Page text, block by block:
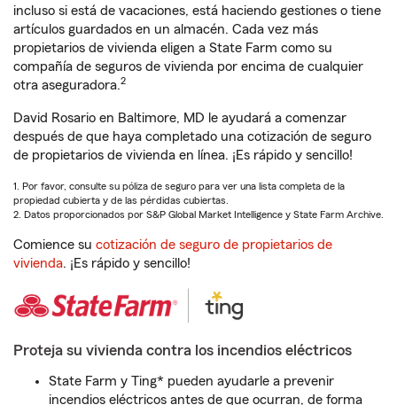
incluso si está de vacaciones, está haciendo gestiones o tiene
artículos guardados en un almacén. Cada vez más
propietarios de vivienda eligen a State Farm como su
compañía de seguros de vivienda por encima de cualquier
otra aseguradora.2
David Rosario en Baltimore, MD le ayudará a comenzar
después de que haya completado una cotización de seguro
de propietarios de vivienda en línea. ¡Es rápido y sencillo!
1. Por favor, consulte su póliza de seguro para ver una lista completa de la
propiedad cubierta y de las pérdidas cubiertas.
2. Datos proporcionados por S&P Global Market Intelligence y State Farm Archive.
Comience su cotización de seguro de propietarios de
vivienda. ¡Es rápido y sencillo!
Proteja su vivienda contra los incendios eléctricos
State Farm y Ting* pueden ayudarle a prevenir
incendios eléctricos antes de que ocurran, de forma